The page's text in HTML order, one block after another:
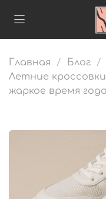
Главная
Блог
Летние
жаркое время года